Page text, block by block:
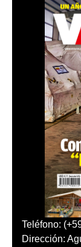
Teléfono:
Dirección: